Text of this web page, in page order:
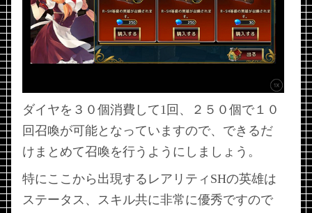
ダイヤを３０個消費して1回、２５０個で１０
回召喚が可能となっていますので、できるだ
けまとめて召喚を行うようにしましょう。
特にここから出現するレアリティSHの英雄は
ステータス、スキル共に非常に優秀ですので